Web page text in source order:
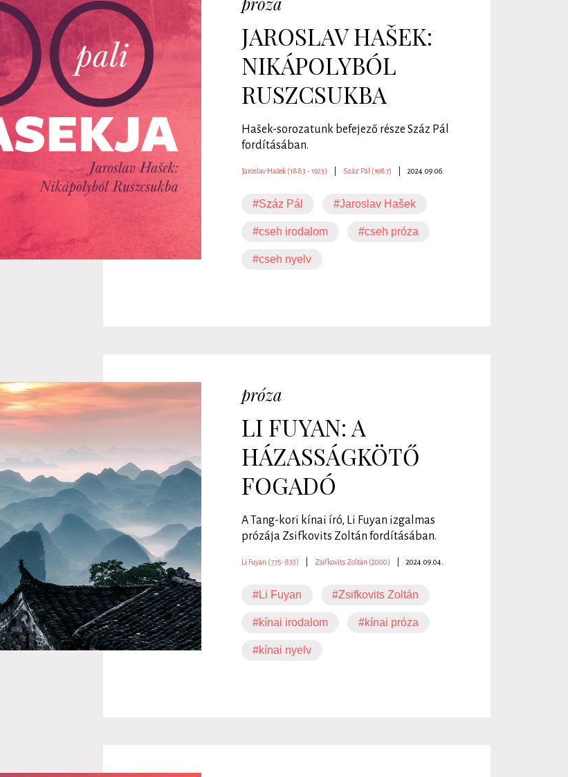
JAROSLAV HAŠEK:
NIKÁPOLYBÓL
RUSZCSUKBA
Hašek-sorozatunk befejező része Száz Pál
fordításában.
Jaroslav Hašek (1883 - 1923) Száz Pál (1987) 2024.09.06.
#Száz Pál #Jaroslav Hašek
#cseh irodalom #cseh próza
#cseh nyelv
próza
LI FUYAN: A
HÁZASSÁGKÖTŐ
FOGADÓ
A Tang-kori kínai író, Li Fuyan izgalmas
prózája Zsifkovits Zoltán fordításában.
Li Fuyan (775-833) Zsifkovits Zoltán (2000) 2024.09.04.
#Li Fuyan #Zsifkovits Zoltán
#kínai irodalom #kínai próza
#kínai nyelv